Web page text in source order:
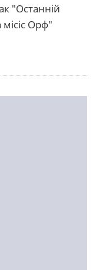
"Останній
Орф"